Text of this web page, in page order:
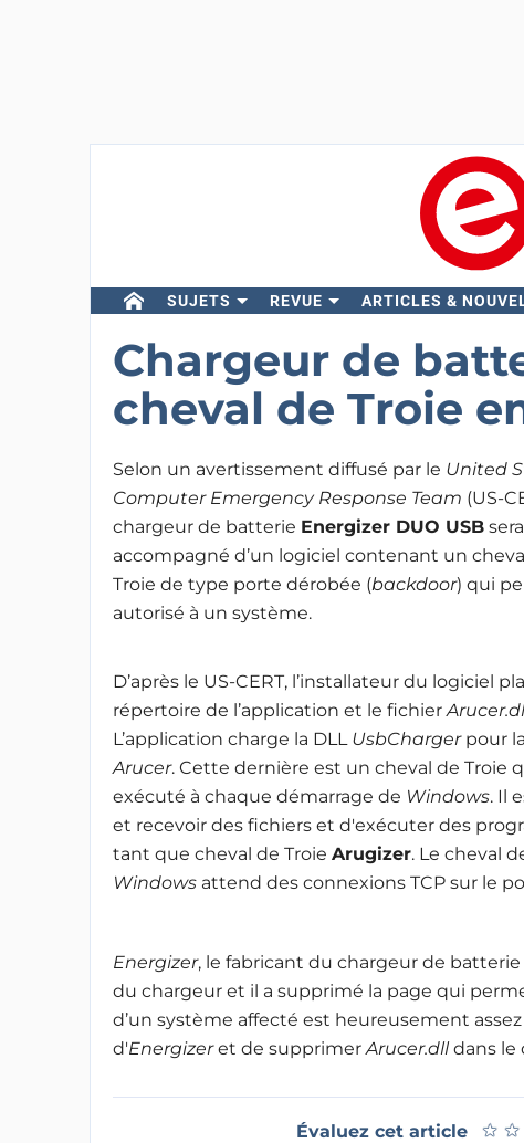
SUJETS REVUE ARTICLES &
Chargeur de
cheval de Troie
Selon un avertissement diffusé par le United
Computer Emergency Response Team (US-
chargeur de batterie Energizer DUO USB
accompagné d’un logiciel contenant un
Troie de type porte dérobée (backdoor) qui
autorisé à un système.
D’après le US-CERT, l’installateur du logiciel
répertoire de l’application et le fichier
L’application charge la DLL UsbChargerpour
Arucer. Cette dernière est un cheval de Troie
exécuté à chaque démarrage de Windows. Il
et recevoir des fichiers et d'exécuter des
tant que cheval de Troie Arugizer. Le cheval
Windows attend des connexions TCP sur le
Energizer, le fabricant du chargeur de
du chargeur et il a supprimé la page qui
d’un système affecté est heureusement
d'Energizeret de supprimerArucer.dlldans le
Évaluez cet article ★ ★
★ ★